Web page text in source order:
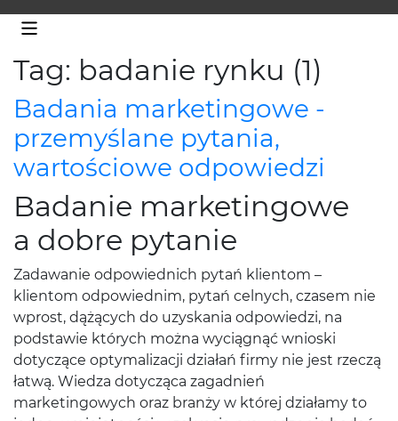
Tag: badanie rynku (1)
Badania marketingowe -
przemyślane pytania,
wartościowe odpowiedzi
Badanie marketingowe
a dobre pytanie
Zadawanie odpowiednich pytań klientom –
klientom odpowiednim, pytań celnych, czasem nie
wprost, dążących do uzyskania odpowiedzi, na
podstawie których można wyciągnąć wnioski
dotyczące optymalizacji działań firmy nie jest rzeczą
łatwą. Wiedza dotycząca zagadnień
marketingowych oraz branży w której działamy to